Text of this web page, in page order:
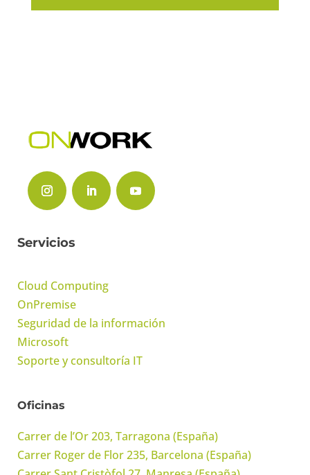
Servicios
Cloud Computing
OnPremise
Seguridad de la información
Microsoft
Soporte y consultoría IT
Oficinas
Carrer de l’Or 203, Tarragona (España)
Carrer Roger de Flor 235, Barcelona (España)